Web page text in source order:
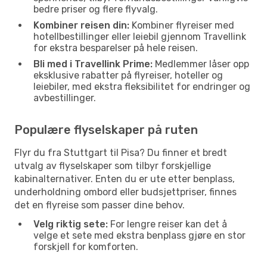
bedre priser og flere flyvalg.
Kombiner reisen din: Kombiner flyreiser med
hotellbestillinger eller leiebil gjennom Travellink
for ekstra besparelser på hele reisen.
Bli med i Travellink Prime: Medlemmer låser opp
eksklusive rabatter på flyreiser, hoteller og
leiebiler, med ekstra fleksibilitet for endringer og
avbestillinger.
Populære flyselskaper på ruten
Flyr du fra Stuttgart til Pisa? Du finner et bredt
utvalg av flyselskaper som tilbyr forskjellige
kabinalternativer. Enten du er ute etter benplass,
underholdning ombord eller budsjettpriser, finnes
det en flyreise som passer dine behov.
Velg riktig sete: For lengre reiser kan det å
velge et sete med ekstra benplass gjøre en stor
forskjell for komforten.